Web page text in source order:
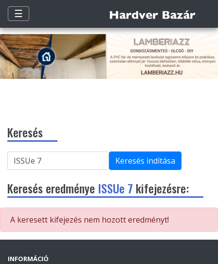
☰
Keresés
Keresés indítása
Keresés eredménye ISSUe 7 kifejezésre:
A keresett kifejezés nem hozott eredményt!
INFORMÁCIÓ